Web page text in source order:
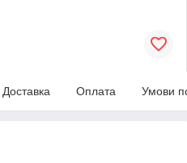
Доставка Оплата Умови